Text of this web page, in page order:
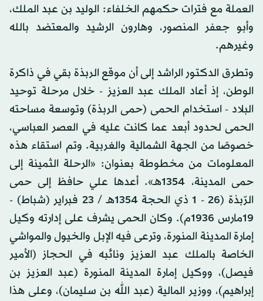
العملة مع فترات حكمهم الخلفاء: الوليد بن عبد الملك،
وأبو جعفر المنصور، وهارون الرشيد والمعتضد بالله
وغيرهم.
وتطرق الدكتور الراشد إلى أن موقع الربذة بقي في ذاكرة
الوطن، إذ أعاد الملك عبد العزيز - خلال مرحلة توحيد
البلاد - استخدام الحمى (حمى الربذة) وتوسعة مساحته
الحمى لحدود أبعد عما كانت عليه في العصر العباسي،
خصوصًا من الجهة الشمالية والغربية. وتم استقاء هذه
المعلومات من مخطوطة بعنوان: «الرحلة الثمينة إلى
حمى المدينة، 1354هـ». أعدها علي حافظ إلى حمى
الرّبذة (26 - 1 ذي الحجة 1354هـ / 23 فبراير (شباط) -
19مارس 1936م). وكان الحمى يشرف على إدارته وكيل
إمارة المدينة المنورة، وترعى فيه الإبل والخيول والمواشي
الخاصة بالملك عبد العزيز ونائبه في الحجاز (الأمير
فيصل)، ووكيل إمارة المدينة المنورة (عبد العزيز بن
إبراهيم)، ووزير المالية (عبد الله بن سليمان)، وعلى هذا